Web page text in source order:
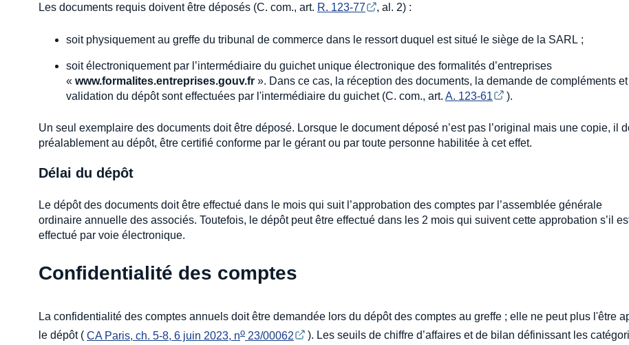
Les documents requis doivent être déposés (C. com., art. R. 123-77 , al. 2) :
soit physiquement au greffe du tribunal de commerce dans le ressort duquel est situé le siège de la SARL ;
soit électroniquement par l’intermédiaire du guichet unique électronique des formalités d’entreprises
« www.formalites.entreprises.gouv.fr ». Dans ce cas, la réception des documents, la demande de compléments
validation du dépôt sont effectuées par l'intermédiaire du guichet (C. com., art. A. 123-61 ).
Un seul exemplaire des documents doit être déposé. Lorsque le document déposé n’est pas l’original mais une copie, il
préalablement au dépôt, être certifié conforme par le gérant ou par toute personne habilitée à cet effet.
Délai du dépôt
Le dépôt des documents doit être effectué dans le mois qui suit l’approbation des comptes par l’assemblée générale
ordinaire annuelle des associés. Toutefois, le dépôt peut être effectué dans les 2 mois qui suivent cette approbation s’il
effectué par voie électronique.
Confidentialité des comptes
La confidentialité des comptes annuels doit être demandée lors du dépôt des comptes au greffe ; elle ne peut plus l'être
le dépôt ( CA Paris, ch. 5-8, 6 juin 2023, no 23/00062
). Les seuils de chiffre d’affaires et de bilan définissant les